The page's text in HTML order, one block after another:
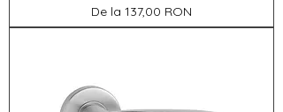
De la 137,00 RON
Preț redus